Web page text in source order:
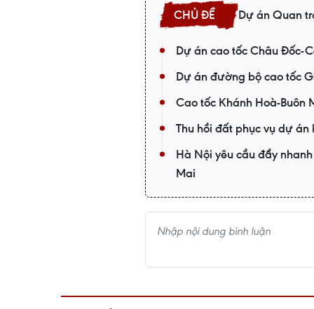
Dự án Quan
Dự án cao tốc Châu Đốc-
Dự án đường bộ cao tốc
Cao tốc Khánh Hoà-Buôn
Thu hồi đất phục vụ dự án
Hà Nội yêu cầu đẩy
Mai